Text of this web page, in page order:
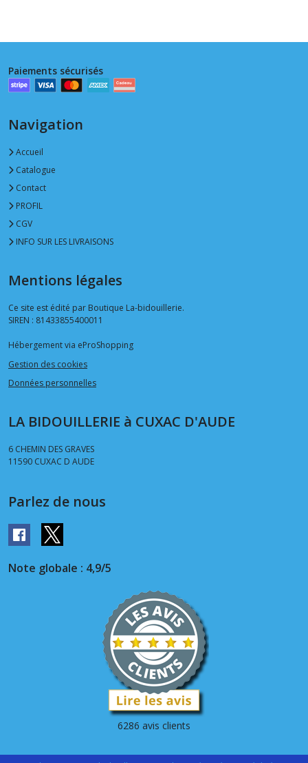
Paiements sécurisés
Navigation
Accueil
Catalogue
Contact
PROFIL
CGV
INFO SUR LES LIVRAISONS
Mentions légales
Ce site est édité par Boutique La-bidouillerie.
SIREN : 81433855400011
Hébergement via eProShopping
Gestion des cookies
Données personnelles
LA BIDOUILLERIE à CUXAC D'AUDE
6 CHEMIN DES GRAVES
11590 CUXAC D AUDE
Parlez de nous
Note globale : 4,9/5
6286 avis clients